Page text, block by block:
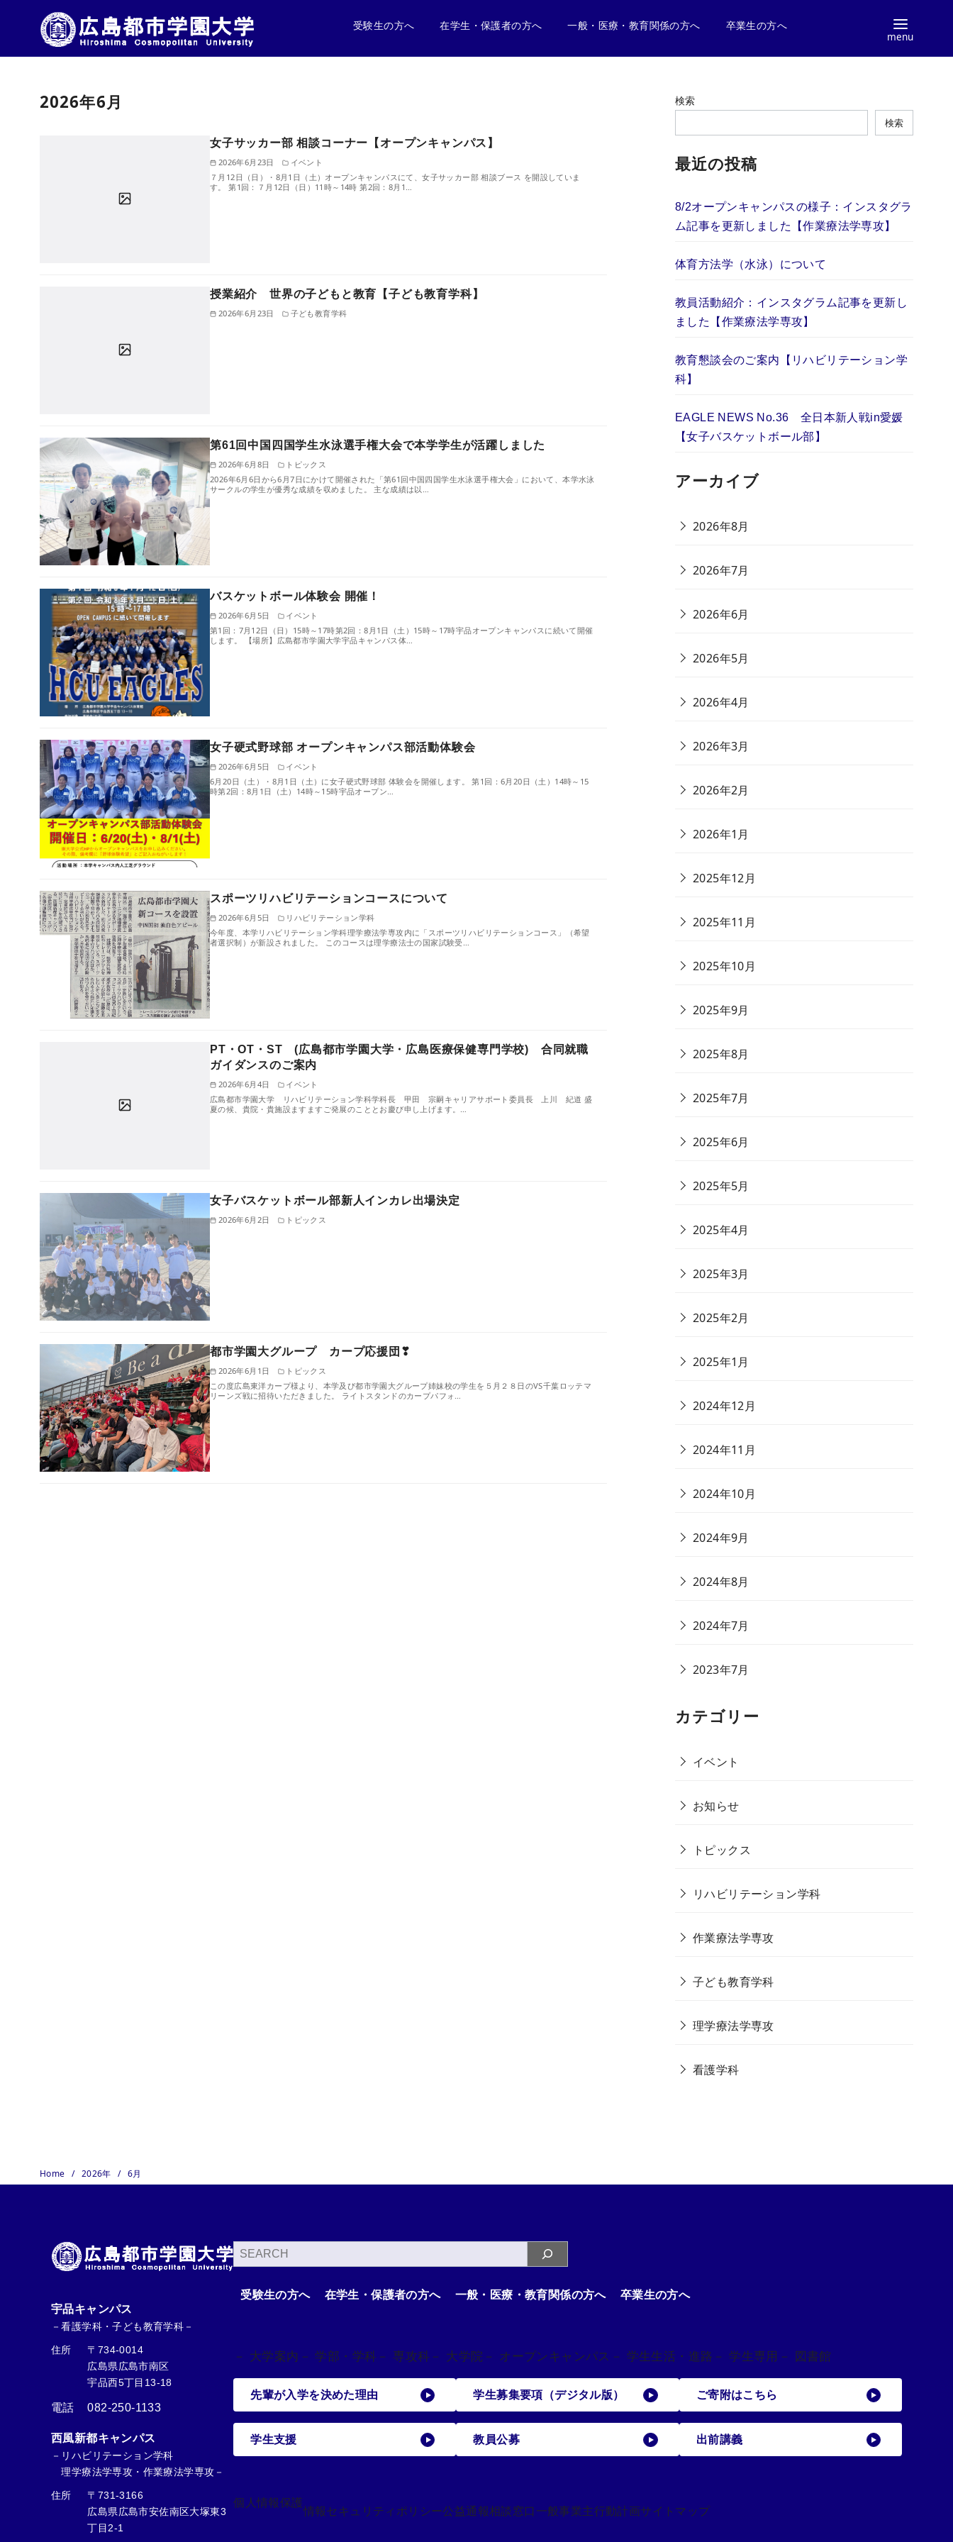
受験生の方へ 在学生・保護者の方へ 一般・医療・教育関係の方へ 卒業生の方へ
2026年6月
女子サッカー部 相談コーナー【オープンキャンパス】
2026年6月23日
イベント
７月12日（日）・8月1日（土）オープンキャンパスにて、女子サッカー部 相談ブース を開設していま
す。 第1回：７月12日（日）11時～14時 第2回：8月1…
授業紹介 世界の子どもと教育【子ども教育学科】
2026年6月23日 子ども教育学科
第61回中国四国学生水泳選手権大会で本学学生が活躍しました
2026年6月8日
トピックス
2026年6月6日から6月7日にかけて開催された「第61回中国四国学生水泳選手権大会」において、本学水泳
サークルの学生が優秀な成績を収めました。 主な成績は以…
バスケットボール体験会 開催！
2026年6月5日
イベント
第1回：7月12日（日）15時～17時第2回：8月1日（土）15時～17時宇品オープンキャンパスに続いて開催
します。 【場所】広島都市学園大学宇品キャンパス体…
女子硬式野球部 オープンキャンパス部活動体験会
2026年6月5日
イベント
6月20日（土）・8月1日（土）に女子硬式野球部 体験会を開催します。 第1回：6月20日（土）14時～15
時第2回：8月1日（土）14時～15時宇品オープン…
スポーツリハビリテーションコースについて
2026年6月5日
リハビリテーション学科
今年度、本学リハビリテーション学科理学療法学専攻内に「スポーツリハビリテーションコース」（希望
者選択制）が新設されました。 このコースは理学療法士の国家試験受…
PT・OT・ST (広島都市学園大学・広島医療保健専門学校) 合同就職
ガイダンスのご案内
2026年6月4日
イベント
広島都市学園大学 リハビリテーション学科学科長 甲田 宗嗣キャリアサポート委員長 上川 紀道 盛
夏の候、貴院・貴施設ますますご発展のこととお慶び申し上げます。…
女子バスケットボール部新人インカレ出場決定
2026年6月2日 トピックス
都市学園大グループ カープ応援団❣
2026年6月1日
トピックス
この度広島東洋カープ様より、本学及び都市学園大グループ姉妹校の学生を５月２８日のVS千葉ロッテマ
リーンズ戦に招待いただきました。 ライトスタンドのカープパフォ…
検索
検索
最近の投稿
8/2オープンキャンパスの様子：インスタグラ
ム記事を更新しました【作業療法学専攻】
体育方法学（水泳）について
教員活動紹介：インスタグラム記事を更新し
ました【作業療法学専攻】
教育懇談会のご案内【リハビリテーション学
科】
EAGLE NEWS No.36 全日本新人戦in愛媛
【女子バスケットボール部】
アーカイブ
2026年8月
2026年7月
2026年6月
2026年5月
2026年4月
2026年3月
2026年2月
2026年1月
2025年12月
2025年11月
2025年10月
2025年9月
2025年8月
2025年7月
2025年6月
2025年5月
2025年4月
2025年3月
2025年2月
2025年1月
2024年12月
2024年11月
2024年10月
2024年9月
2024年8月
2024年7月
2023年7月
カテゴリー
イベント
お知らせ
トピックス
リハビリテーション学科
作業療法学専攻
子ども教育学科
理学療法学専攻
看護学科
Home 2026年 6月
宇品キャンパス
－看護学科・子ども教育学科－
住所
〒734-0014
広島県広島市南区
宇品西5丁目13-18
電話 082-250-1133
西風新都キャンパス
－リハビリテーション学科
理学療法学専攻・作業療法学専攻－
住所
〒731-3166
広島県広島市安佐南区大塚東3
丁目2-1
検
索
受験生の方へ 在学生・保護者の方へ 一般・医療・教育関係の方へ 卒業生の方へ
－ 大学案内 － 学部・学科 － 専攻科 － 大学院 － オープンキャンパス － 学生生活・進路 － 学生専用 － 図書館
先輩が入学を決めた理由 学生募集要項（デジタル版） ご寄附はこちら
学生支援 教員公募 出前講義
個人情報保護
情報セキュリティポリシー公益通報相談窓口 一般事業主行動計画サイトマップ